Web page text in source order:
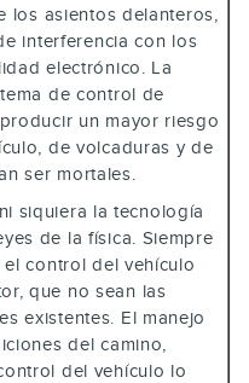
los asientos delanteros,
interferencia con los
electrónico. La
de control de
un mayor riesgo
de volcaduras y de
ser mortales.
siquiera la tecnología
de la física. Siempre
control del vehículo
que no sean las
existentes. El manejo
del camino,
del vehículo lo